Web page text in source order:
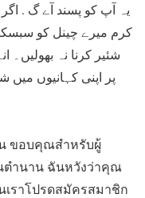
یہ آپ کو پسند آے گ . اگر
کرم میرے چینل کو
شئیر کرنا نہ بھولیں۔
پر اپنی کہانیوں
ขอบคุณสำหรับผู้
ตำนาน ฉันหวังว่าคุณ
ราโปรดสมัครสมาชิก